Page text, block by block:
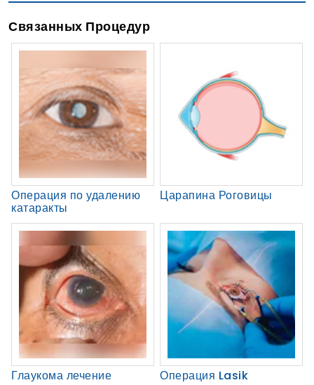
Связанных Процедур
Операция по удалению
катаракты
Царапина Роговицы
Глаукома лечение Операция Lasik